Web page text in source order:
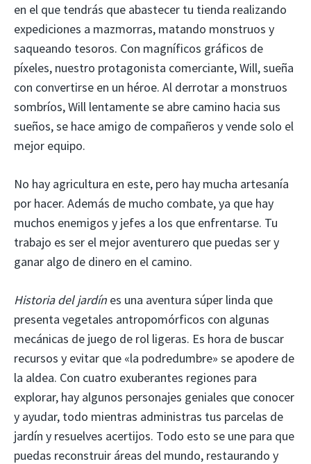
en el que tendrás que abastecer tu tienda realizando
expediciones a mazmorras, matando monstruos y
saqueando tesoros. Con magníficos gráficos de
píxeles, nuestro protagonista comerciante, Will, sueña
con convertirse en un héroe. Al derrotar a monstruos
sombríos, Will lentamente se abre camino hacia sus
sueños, se hace amigo de compañeros y vende solo el
mejor equipo.
No hay agricultura en este, pero hay mucha artesanía
por hacer. Además de mucho combate, ya que hay
muchos enemigos y jefes a los que enfrentarse. Tu
trabajo es ser el mejor aventurero que puedas ser y
ganar algo de dinero en el camino.
Historia del jardín es una aventura súper linda que
presenta vegetales antropomórficos con algunas
mecánicas de juego de rol ligeras. Es hora de buscar
recursos y evitar que «la podredumbre» se apodere de
la aldea. Con cuatro exuberantes regiones para
explorar, hay algunos personajes geniales que conocer
y ayudar, todo mientras administras tus parcelas de
jardín y resuelves acertijos. Todo esto se une para que
puedas reconstruir áreas del mundo, restaurando y